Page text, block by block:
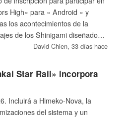
High» para « Android » y
los acontecimientos de la
de los Shinigami diseñados
David Chien, 33 días hace
Star Rail» incorpora
Incluirá a Himeko-Nova, la
del sistema y un